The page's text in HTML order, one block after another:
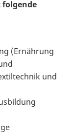
folgende
(Ernährung
und